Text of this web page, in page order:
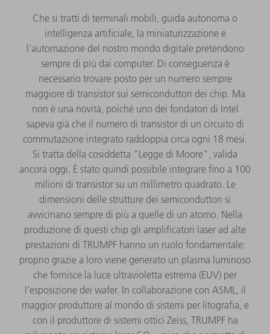
Che si tratti di terminali mobili, guida autonoma o
intelligenza artificiale, la miniaturizzazione e
l'automazione del nostro mondo digitale pretendono
sempre di più dai computer. Di conseguenza è
necessario trovare posto per un numero sempre
maggiore di transistor sui semiconduttori dei chip. Ma
non è una novità, poiché uno dei fondatori di Intel
sapeva già che il numero di transistor di un circuito di
commutazione integrato raddoppia circa ogni 18 mesi.
Si tratta della cosiddetta "Legge di Moore", valida
ancora oggi. È stato quindi possibile integrare fino a 100
milioni di transistor su un millimetro quadrato. Le
dimensioni delle strutture dei semiconduttori si
avvicinano sempre di più a quelle di un atomo. Nella
produzione di questi chip gli amplificatori laser ad alte
prestazioni di TRUMPF hanno un ruolo fondamentale:
proprio grazie a loro viene generato un plasma luminoso
che fornisce la luce ultravioletta estrema (EUV) per
l'esposizione dei wafer. In collaborazione con ASML, il
maggior produttore al mondo di sistemi per litografia, e
con il produttore di sistemi ottici Zeiss, TRUMPF ha